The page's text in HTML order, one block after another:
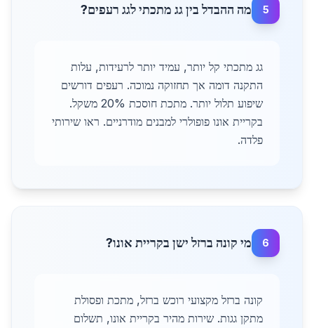
5 מה ההבדל בין גג מתכתי לגג רעפים?
גג מתכתי קל יותר, עמיד יותר לרעידות, עלות
התקנה דומה אך תחזוקה נמוכה. רעפים דורשים
שיפוע תלול יותר. מתכת חוסכת 20% משקל.
בקריית אונו פופולרי למבנים מודרניים. ראו שירותי
פלדה.
6 מי קונה ברזל ישן בקריית אונו?
קונה ברזל מקצועי רוכש ברזל, מתכת ופסולת
מתקן גגות. שירות מהיר בקריית אונו, תשלום